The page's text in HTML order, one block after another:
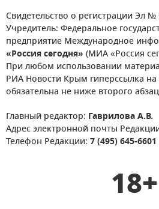
Свидетельство о регистрации Эл
Учредитель: Федеральное
предприятие Международное
«Россия сегодня» (МИА «Россия
При любом использовании
РИА Новости Крым гиперссылка
обязательна не ниже второго
Главный редактор: Гаврилова А.В.
Адрес электронной почты
Телефон Редакции: 7 (495) 645-6601
18+